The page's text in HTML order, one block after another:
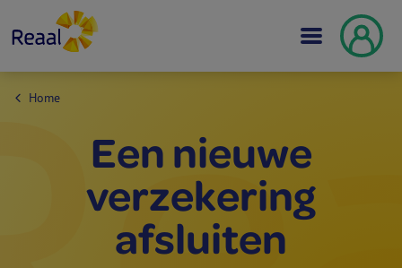
Home
Een nieuwe
verzekering
afsluiten